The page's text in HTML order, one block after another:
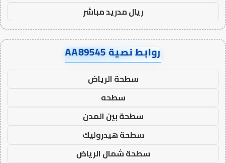
ريال مدريد مباشر
روابط نصية AA89545
سطحة الرياض
سطحه
سطحة بين المدن
سطحة هيدروليك
سطحة شمال الرياض